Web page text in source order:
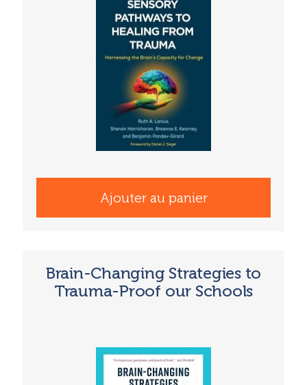
Ajouter au panier
Brain-Changing Strategies to
Trauma-Proof our Schools